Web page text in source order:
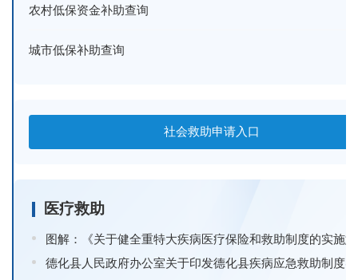
农村低保资金补助查询
城市低保补助查询
社会救助申请入口
医疗救助
图解：《关于健全重特大疾病医疗保险和救助制度的实施
德化县人民政府办公室关于印发德化县疾病应急救助制度